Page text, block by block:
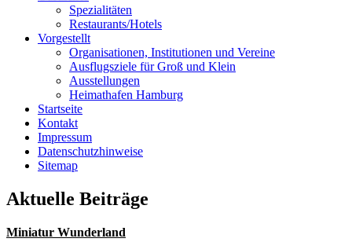
Spezialitäten
Restaurants/Hotels
Vorgestellt
Organisationen, Institutionen und Vereine
Ausflugsziele für Groß und Klein
Ausstellungen
Heimathafen Hamburg
Startseite
Kontakt
Impressum
Datenschutzhinweise
Sitemap
Aktuelle Beiträge
Miniatur Wunderland